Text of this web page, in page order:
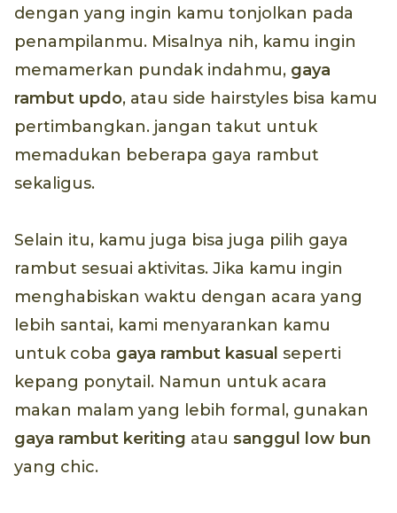
dengan yang ingin kamu tonjolkan pada
penampilanmu. Misalnya nih, kamu ingin
memamerkan pundak indahmu, gaya
rambut updo, atau side hairstyles bisa kamu
pertimbangkan. jangan takut untuk
memadukan beberapa gaya rambut
sekaligus.
Selain itu, kamu juga bisa juga pilih gaya
rambut sesuai aktivitas. Jika kamu ingin
menghabiskan waktu dengan acara yang
lebih santai, kami menyarankan kamu
untuk coba gaya rambut kasual seperti
kepang ponytail. Namun untuk acara
makan malam yang lebih formal, gunakan
gaya rambut keriting atau sanggul
low bun
yang chic.